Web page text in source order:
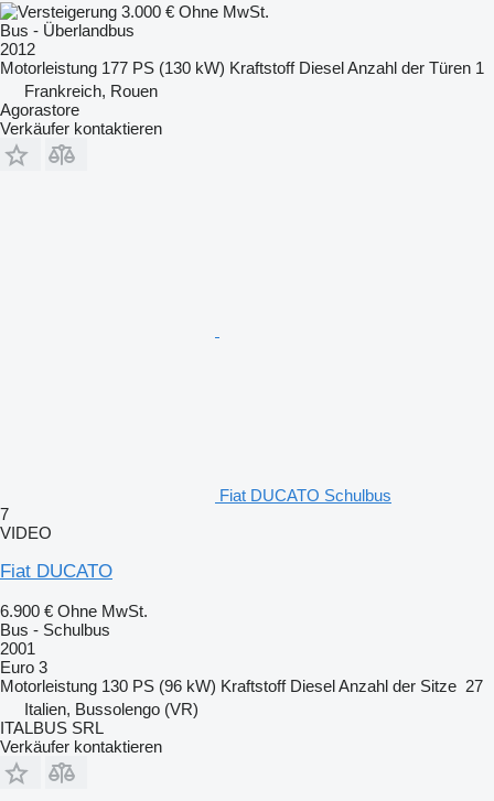
3.000 € Ohne MwSt.
Bus - Überlandbus
2012
Motorleistung 177 PS (130 kW) Kraftstoff DieselAnzahl der Türen 1
Frankreich, Rouen
Agorastore
Verkäufer kontaktieren
Fiat DUCATO Schulbus
7
VIDEO
Fiat DUCATO
6.900 € Ohne MwSt.
Bus - Schulbus
2001
Euro 3
Motorleistung 130 PS (96 kW) Kraftstoff DieselAnzahl der Sitze 27
Italien, Bussolengo (VR)
ITALBUS SRL
Verkäufer kontaktieren